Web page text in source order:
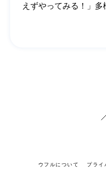
えずやってみる！」
ウフルについて プライ